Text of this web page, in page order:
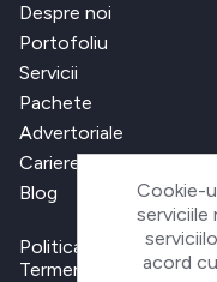
Despre noi
Portofoliu
Servicii
Pachete
Advertoriale
Cariere
Blog
Politica de
Termeni și condiții
Cookie-
serviciile
acord